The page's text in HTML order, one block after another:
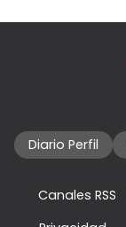
Diario Perfil
Canales RSS